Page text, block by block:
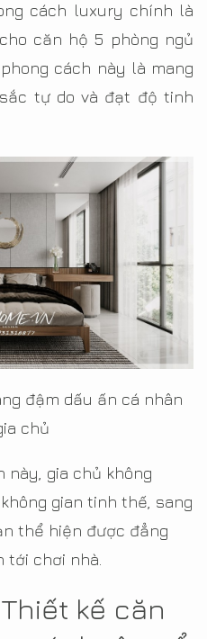
cách luxury chính là
căn hộ 5 phòng ngủ
cách này là mang
tự do và đạt độ tinh
đậm dấu ấn cá nhân
chủ
này, gia chủ không
gian tinh thế, sang
thể hiện được đẳng
tới chơi nhà.
kế căn